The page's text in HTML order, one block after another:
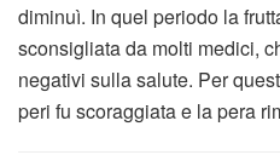
diminuì. In quel periodo la
sconsigliata da molti medici,
negativi sulla salute. Per
peri fu scoraggiata e la pera